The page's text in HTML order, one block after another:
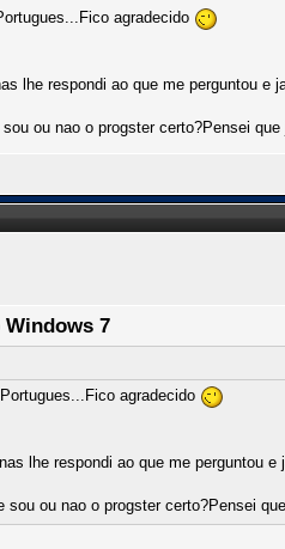
agradecido
lhe respondi ao que me perguntou e
ou nao o progster certo?Pensei
7
agradecido
lhe respondi ao que me perguntou
sou ou nao o progster certo?Pensei